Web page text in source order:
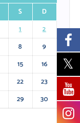
S
D
1
2
8
9
15
16
22
23
29
30